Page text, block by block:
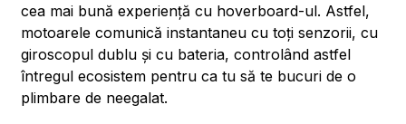
cea mai bună experiență cu hoverboard-ul. Astfel,
motoarele comunică instantaneu cu toți senzorii, cu
giroscopul dublu și cu bateria, controlând astfel
întregul ecosistem pentru ca tu să te bucuri de o
plimbare de neegalat.